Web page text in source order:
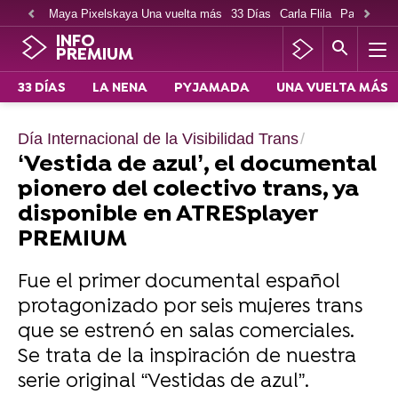
Maya Pixelskaya Una vuelta más 33 Días Carla Flila Paco
INFO
PREMIUM
33 DÍAS LA NENA PYJAMADA UNA VUELTA MÁS
Día Internacional de la Visibilidad Trans
‘Vestida de azul’, el documental
pionero del colectivo trans, ya
disponible en ATRESplayer
PREMIUM
Fue el primer documental español
protagonizado por seis mujeres trans
que se estrenó en salas comerciales.
Se trata de la inspiración de nuestra
serie original “Vestidas de azul”.